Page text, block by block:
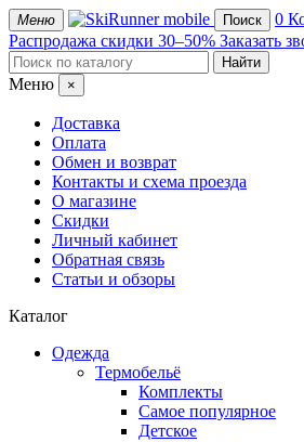
Меню mobile Поиск 0
Распродажа скидки 30–50% Заказать
Меню ×
Доставка
Оплата
Обмен и возврат
Контакты и схема проезда
О магазине
Скидки
Личный кабинет
Обратная связь
Статьи и обзоры
Каталог
Одежда
Термобельё
Комплекты
Самое популярное
Детское